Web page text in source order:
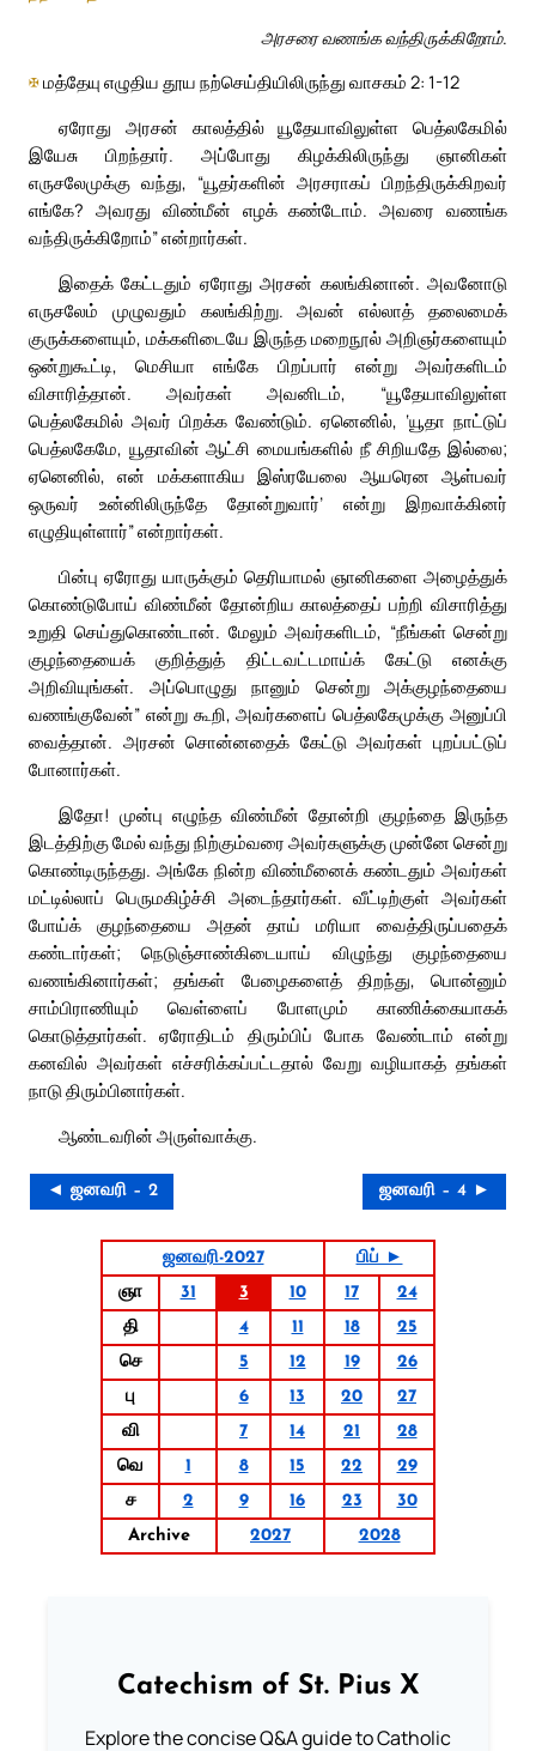
அரசரை வணங்க வந்திருக்கிறோம்.
✠மத்தேயு எழுதிய தூய நற்செய்தியிலிருந்து வாசகம் 2: 1-12
ஏரோது அரசன் காலத்தில் யூதேயாவிலுள்ள பெத்லகேமில்
இயேசு பிறந்தார். அப்போது கிழக்கிலிருந்து ஞானிகள்
எருசலேமுக்கு வந்து, “யூதர்களின் அரசராகப் பிறந்திருக்கிறவர்
எங்கே? அவரது விண்மீன் எழக் கண்டோம். அவரை வணங்க
வந்திருக்கிறோம்” என்றார்கள்.
இதைக் கேட்டதும் ஏரோது அரசன் கலங்கினான். அவனோடு
எருசலேம் முழுவதும் கலங்கிற்று. அவன் எல்லாத் தலைமைக்
குருக்களையும், மக்களிடையே இருந்த மறைநூல் அறிஞர்களையும்
ஒன்றுகூட்டி, மெசியா எங்கே பிறப்பார் என்று அவர்களிடம்
விசாரித்தான். அவர்கள் அவனிடம், “யூதேயாவிலுள்ள
பெத்லகேமில் அவர் பிறக்க வேண்டும். ஏனெனில், ‘யூதா நாட்டுப்
பெத்லகேமே, யூதாவின் ஆட்சி மையங்களில் நீ சிறியதே இல்லை;
ஏனெனில், என் மக்களாகிய இஸ்ரயேலை ஆயரென ஆள்பவர்
ஒருவர் உன்னிலிருந்தே தோன்றுவார்’ என்று இறவாக்கினர்
எழுதியுள்ளார்” என்றார்கள்.
பின்பு ஏரோது யாருக்கும் தெரியாமல் ஞானிகளை அழைத்துக்
கொண்டுபோய் விண்மீன் தோன்றிய காலத்தைப் பற்றி விசாரித்து
உறுதி செய்துகொண்டான். மேலும் அவர்களிடம், “நீங்கள் சென்று
குழந்தையைக் குறித்துத் திட்டவட்டமாய்க் கேட்டு எனக்கு
அறிவியுங்கள். அப்பொழுது நானும் சென்று அக்குழந்தையை
வணங்குவேன்” என்று கூறி, அவர்களைப் பெத்லகேமுக்கு அனுப்பி
வைத்தான். அரசன் சொன்னதைக் கேட்டு அவர்கள் புறப்பட்டுப்
போனார்கள்.
இதோ! முன்பு எழுந்த விண்மீன் தோன்றி குழந்தை இருந்த
இடத்திற்கு மேல் வந்து நிற்கும்வரை அவர்களுக்கு முன்னே சென்று
கொண்டிருந்தது. அங்கே நின்ற விண்மீனைக் கண்டதும் அவர்கள்
மட்டில்லாப் பெருமகிழ்ச்சி அடைந்தார்கள். வீட்டிற்குள் அவர்கள்
போய்க் குழந்தையை அதன் தாய் மரியா வைத்திருப்பதைக்
கண்டார்கள்; நெடுஞ்சாண்கிடையாய் விழுந்து குழந்தையை
வணங்கினார்கள்; தங்கள் பேழைகளைத் திறந்து, பொன்னும்
சாம்பிராணியும் வெள்ளைப் போளமும் காணிக்கையாகக்
கொடுத்தார்கள். ஏரோதிடம் திரும்பிப் போக வேண்டாம் என்று
கனவில் அவர்கள் எச்சரிக்கப்பட்டதால் வேறு வழியாகத் தங்கள்
நாடு திரும்பினார்கள்.
ஆண்டவரின் அருள்வாக்கு.
◄ ஜனவரி – 2 ஜனவரி – 4 ►
ஜனவரி-2027
பிப் ►
ஞா
31 3 10 17
24
தி
4 11 18
25
செ
5 12 19
26
பு
6 13 20
27
வி
7 14 21
28
வெ
1 8 15 22
29
ச
2 9 16 23
30
Archive
2027 2028
Catechism of St. Pius X
Explore the concise Q&A guide to Catholic